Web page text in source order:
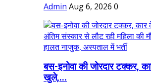
Admin Aug 6, 2026 0
बस-इनोवा की जोरदार टक्कर,
खुले,...